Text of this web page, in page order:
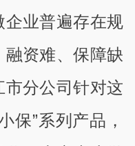
业普遍存在规
资难、保障缺
分公司针对这
保”系列产品，